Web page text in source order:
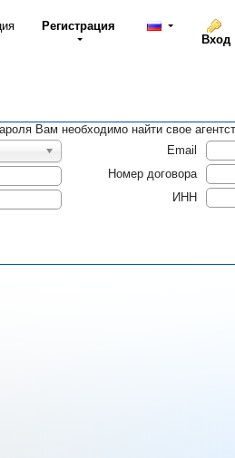
Регистрация
Вход
Вам необходимо найти свое
Email
Номер договора
ИНН